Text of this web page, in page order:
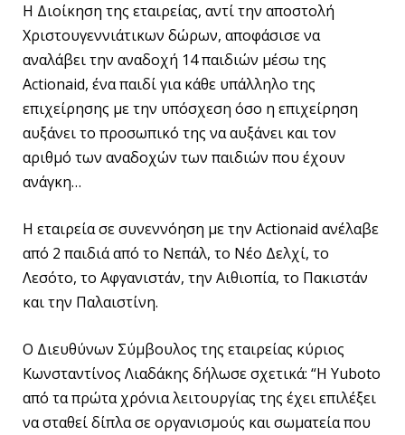
Η Διοίκηση της εταιρείας, αντί την αποστολή
Χριστουγεννιάτικων δώρων, αποφάσισε να
αναλάβει την αναδοχή 14 παιδιών μέσω της
Actionaid, ένα παιδί για κάθε υπάλληλο της
επιχείρησης με την υπόσχεση όσο η επιχείρηση
αυξάνει το προσωπικό της να αυξάνει και τον
αριθμό των αναδοχών των παιδιών που έχουν
ανάγκη…
Η εταιρεία σε συνεννόηση με την Actionaid ανέλαβε
από 2 παιδιά από το Νεπάλ, το Νέο Δελχί, το
Λεσότο, το Αφγανιστάν, την Αιθιοπία, το Πακιστάν
και την Παλαιστίνη.
Ο Διευθύνων Σύμβουλος της εταιρείας κύριος
Κωνσταντίνος Λιαδάκης δήλωσε σχετικά: “Η Yuboto
από τα πρώτα χρόνια λειτουργίας της έχει επιλέξει
να σταθεί δίπλα σε οργανισμούς και σωματεία που